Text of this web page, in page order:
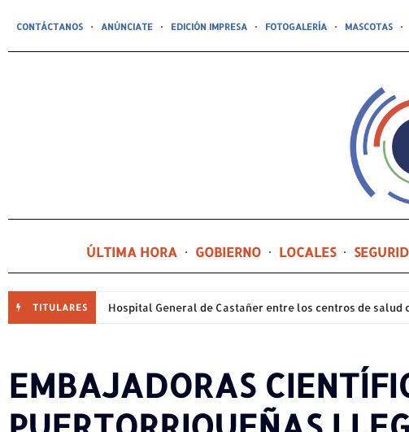
CONTÁCTANOS ANÚNCIATE EDICIÓN IMPRESA FOTOGALERÍA MASCOTAS
ÚLTIMA HORA GOBIERNO LOCALES
TITULARES
EMBAJADORAS